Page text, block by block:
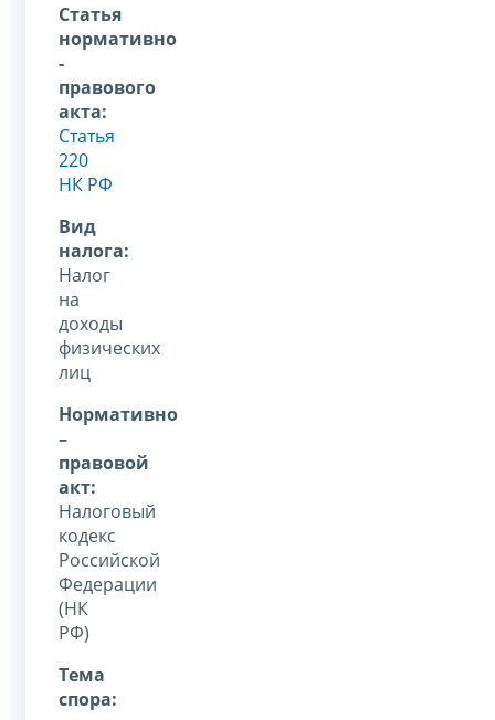
Статья
нормативно
-
правового
акта:
Статья
220
НК РФ
Вид
налога:
Налог
на
доходы
физических
лиц
Нормативно
–
правовой
акт:
Налоговый
кодекс
Российской
Федерации
(НК
РФ)
Тема
спора: